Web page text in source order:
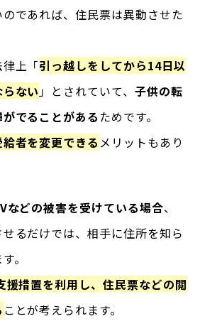
であれば、住民票は異動させた
上「引っ越しをしてから14日以
ない」とされていて、子供の転
でることがある ためです。
者を変更できる メリットもあり
などの被害を受けている場合、
るだけでは、相手に住所を知ら
。
援措置を利用し、住民票などの閲
ことが考えられます。